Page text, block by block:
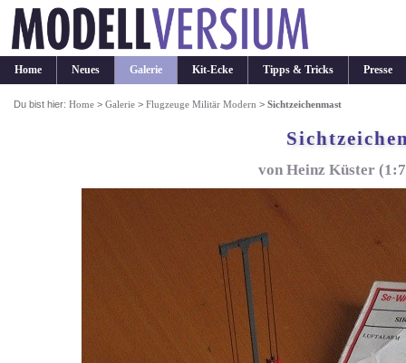
Home Neues Galerie Kit-Ecke Tipps & Tricks Presse
Du bist hier:Home >Galerie >Flugzeuge Militär Modern >Sichtzeichenmast
von Heinz Küster